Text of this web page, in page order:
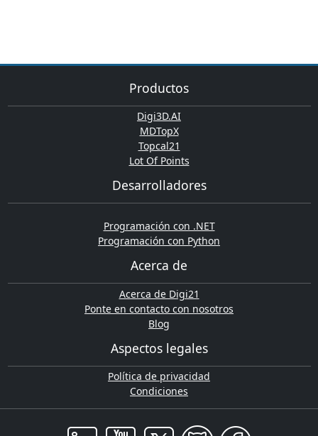
Productos
Digi3D.AI
MDTopX
Topcal21
Lot Of Points
Desarrolladores
Programación con .NET
Programación con Python
Acerca de
Acerca de Digi21
Ponte en contacto con nosotros
Blog
Aspectos legales
Política de privacidad
Condiciones